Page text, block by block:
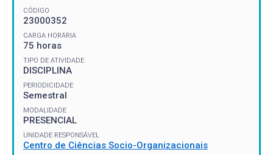
CÓDIGO
23000352
CARGA HORÁRIA
75 horas
TIPO DE ATIVIDADE
DISCIPLINA
PERIODICIDADE
Semestral
MODALIDADE
PRESENCIAL
UNIDADE RESPONSÁVEL
Centro de Ciências Socio-Organizacionais